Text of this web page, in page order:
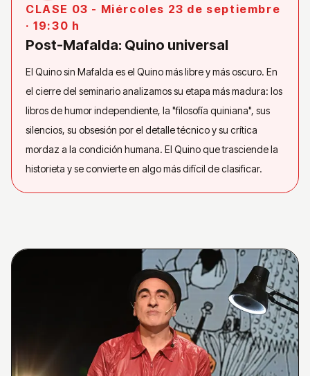
CLASE 03 - Miércoles 23 de septiembre
· 19:30 h
Post-Mafalda: Quino universal
El Quino sin Mafalda es el Quino más libre y más oscuro. En
el cierre del seminario analizamos su etapa más madura: los
libros de humor independiente, la "filosofía quiniana", sus
silencios, su obsesión por el detalle técnico y su crítica
mordaz a la condición humana. El Quino que trasciende la
historieta y se convierte en algo más difícil de clasificar.